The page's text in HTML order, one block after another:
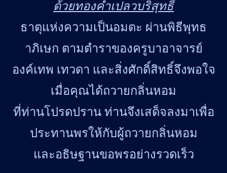
ด้วยทองคำเปลวบริสุทธิ์
ธาตุแห่งความเป็นอมตะ ผ่านพิธีพุทธ
าภิเษก ตามตำราของครูบาอาจารย์
องค์เทพ เทวดา และสิ่งศักดิ์สิทธิ์จึงพอใจ
เมื่อคุณได้ถวายกลิ่นหอม
ที่ท่านโปรดปราน ท่านจึงเสด็จลงมาเพื่อ
ประทานพรให้กับผู้ถวายกลิ่นหอม
และอธิษฐานขอพรอย่างรวดเร็ว